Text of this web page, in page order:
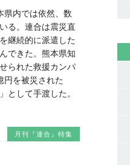
県内では依然、数
る。連合は震災直
継続的に派遣した
できた。熊本県知
られた救援カンパ
円を被災された
として手渡した。
月刊『連合』特集